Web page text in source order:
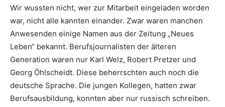
Wir wussten nicht, wer zur Mitarbeit eingeladen worden
war, nicht alle kannten einander. Zwar waren manchen
Anwesenden einige Namen aus der Zeitung „Neues
Leben“ bekannt. Berufsjournalisten der älteren
Generation waren nur Karl Welz, Robert Pretzer und
Georg Öhlscheidt. Diese beherrschten auch noch die
deutsche Sprache. Die jungen Kollegen, hatten zwar
Berufsausbildung, konnten aber nur russisch schreiben.